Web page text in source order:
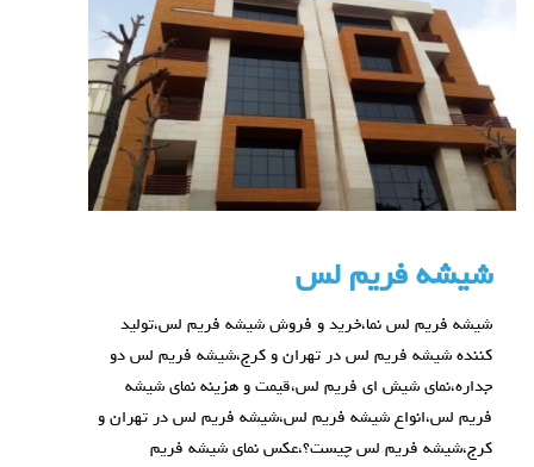
شیشه فریم لس
شیشه فریم لس نما،خرید و فروش شیشه فریم لس،تولید
کننده شیشه فریم لس در تهران و کرج،شیشه فریم لس دو
جداره،نمای شیش ای فریم لس،قیمت و هزینه نمای شیشه
فریم لس،انواع شیشه فریم لس،شیشه فریم لس در تهران و
کرج،شیشه فریم لس چیست؟،عکس نمای شیشه فریم